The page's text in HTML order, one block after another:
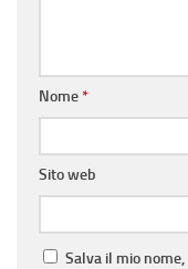
Nome*
Sito web
Salva il mio